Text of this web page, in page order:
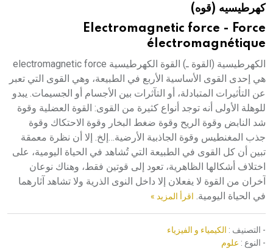
هيئة الموسوعة العربية تطلق موسوعات جديدة في عام 2026كهرطيسيه (قوه)
Electromagnetic force - Force
électromagnétique
الكهرطيسية (القوة ـ) القوة الكهرطيسية electromagnetic force
هي إحدى القوى الأساسية الأربع في الطبيعة، وهي القوى التي تعبر
عن التأثيرات المتبادلة، أو التآثرات بين الأجسام أو الجسيمات. يبدو
للوهلة الأولى أنه توجد أنواع كثيرة من القوى: القوة العضلية وقوة
شد النابض وقوة الريح وقوة ضغط البخار وقوة الاحتكاك وقوة
جذب المغنطيس وقوة الجاذبية الأرضية…إلخ. إلا أن نظرة معمقة
تبين أن كل القوى في الطبيعة التي تُشاهد في الحياة اليومية، على
اختلاف أشكالها الظاهرية، تعود إلى قوتين فقط، وهناك نوعان
آخران من القوة لا يفعلان إلا داخل النوى الذرية ولا تشاهد آثارهما
في الحياة اليومية. اقرأ المزيد »
- التصنيف : الكيمياء و الفيزياء
- النوع : علوم